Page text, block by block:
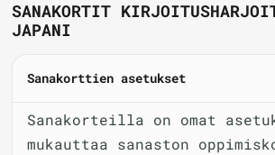
SANAKORTIT
JAPANI
Sanakorttien asetukset
Sanakorteilla on omat
mukauttaa sanaston